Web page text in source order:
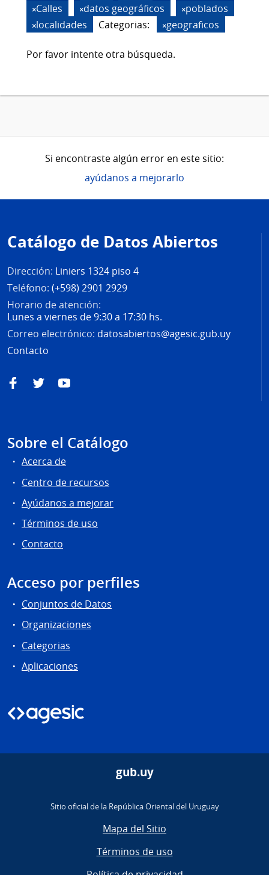
Calles
datos geográficos
poblados
localidades
Categorias: geograficos
Por favor intente otra búsqueda.
Si encontraste algún error en este sitio:
ayúdanos a mejorarlo
de
página
Catálogo de Datos Abiertos
Dirección: Liniers 1324 piso 4
Teléfono: (+598) 2901 2929
Horario de atención:
Lunes a viernes de 9:30 a 17:30 hs.
Correo electrónico: datosabiertos@agesic.gub.uy
Contacto
FacebookTwitterYouTube
Sobre el Catálogo
Acerca de
Centro de recursos
Ayúdanos a mejorar
Términos de uso
Contacto
Acceso por perfiles
Conjuntos de Datos
Organizaciones
Categorias
Aplicaciones
gub.uy
Sitio oficial de la República Oriental del Uruguay
Mapa del Sitio
Términos de uso